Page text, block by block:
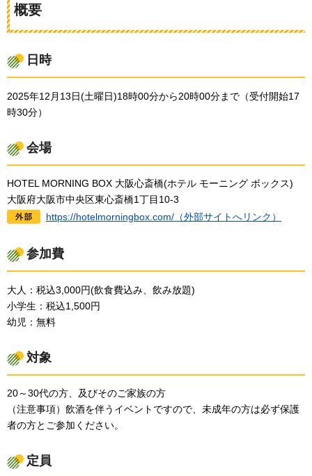
概要
日時
2025年12月13日(土曜日)18時00分から20時00分まで（受付開始17
時30分）
会場
HOTEL MORNING BOX 大阪心斎橋(ホテル モーニング ボックス)
大阪府大阪市中央区東心斎橋1丁目10-3
https://hotelmorningbox.com/（外部サイトへリンク）
参加費
大人：税込3,000円(飲食費込み、飲み放題)
小学生：税込1,500円
幼児：無料
対象
20～30代の方、及びそのご家族の方
（注意事項）飲酒を伴うイベントですので、未成年の方は必ず保護
者の方とご参加ください。
定員